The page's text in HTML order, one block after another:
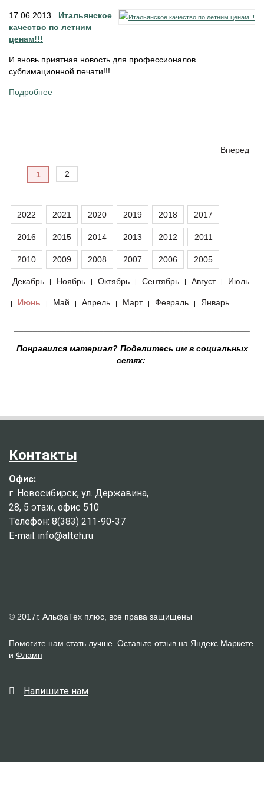
17.06.2013 Итальянское
качество по летним
ценам!!!
И вновь приятная новость для профессионалов
сублимационной печати!!!
Подробнее
Вперед
1 2
2022 2021 2020 2019 2018 2017
2016 2015 2014 2013 2012 2011
2010 2009 2008 2007 2006 2005
Декабрь | Ноябрь | Октябрь | Сентябрь | Август | Июль
| Июнь | Май | Апрель | Март | Февраль | Январь
Понравился материал? Поделитесь им в социальных
сетях:
Контакты
Офис:
г. Новосибирск, ул. Державина,
28, 5 этаж, офис 510
Телефон: 8(383) 211-90-37
E-mail: info@alteh.ru
© 2017г. АльфаТех плюс, все права защищены
Помогите нам стать лучше. Оставьте отзыв на Яндекс.Маркете
и Фламп
Напишите нам